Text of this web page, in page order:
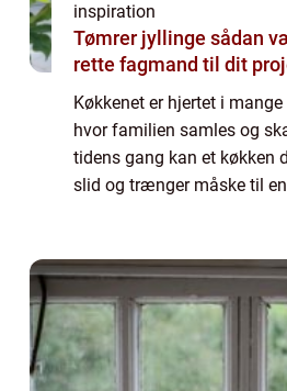
inspiration
Tømrer jyllinge sådan vælger du den
rette fagmand til dit
Køkkenet er hjertet i
hvor familien samles og
tidens gang kan et køkken
slid og trænger måske til